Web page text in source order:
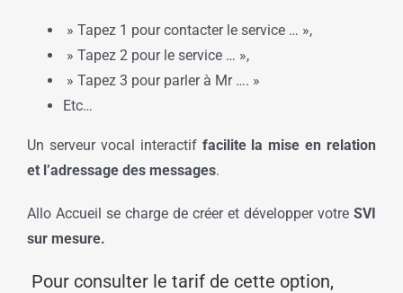
» Tapez 1 pour contacter le service … »,
» Tapez 2 pour le service … »,
» Tapez 3 pour parler à Mr …. »
Etc…
Un serveur vocal interactif facilite la mise en relation
et l’adressage des messages.
Allo Accueil se charge de créer et développer votre SVI
sur mesure.
Pour consulter le tarif de cette option,